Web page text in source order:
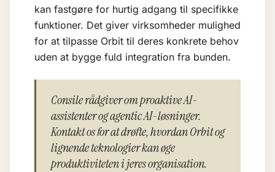
kan fastgøre for hurtig adgang til specifikke
funktioner. Det giver virksomheder mulighed
for at tilpasse Orbit til deres konkrete behov
uden at bygge fuld integration fra bunden.
Consile rådgiver om proaktive AI-
assistenter og agentic AI-løsninger.
Kontakt os for at drøfte, hvordan Orbit og
lignende teknologier kan øge
produktiviteten i jeres organisation.